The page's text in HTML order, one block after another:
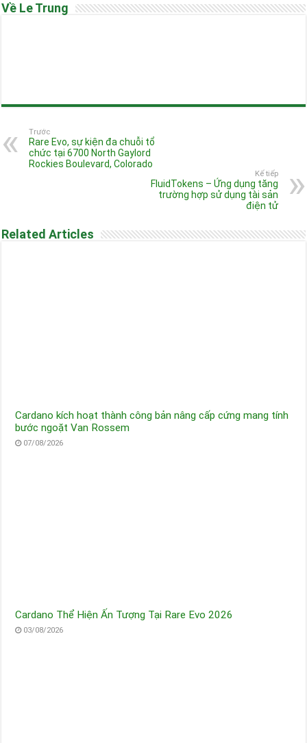
Về Le Trung
Trước
Rare Evo, sự kiện đa chuỗi tổ
chức tại 6700 North Gaylord
Rockies Boulevard, Colorado
Kế tiếp
FluidTokens – Ứng dụng tăng
trường hợp sử dụng tài sản
điện tử
Related Articles
Cardano kích hoạt thành công bản nâng cấp cứng mang tính
bước ngoặt Van Rossem
07/08/2026
Cardano Thể Hiện Ấn Tượng Tại Rare Evo 2026
03/08/2026